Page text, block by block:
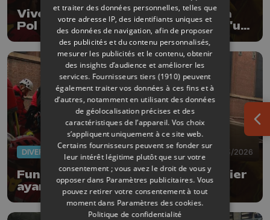
Vive émotion lors de l'hommage à
Pol Muller, pompier décédé lors d'un
exercice
DIVERS 26/03/2026
Funérailles de Pol Muller, le pompier
ayant fait une chute mortelle
et traiter des données personnelles, telles que
votre adresse IP, des identifiants uniques et
des données de navigation, afin de proposer
des publicités et du contenu personnalisés,
mesurer les publicités et le contenu, obtenir
des insights d’audience et améliorer les
services. Fournisseurs tiers (1910) peuvent
également traiter vos données à ces fins et à
d’autres, notamment en utilisant des données
de géolocalisation précises et des
caractéristiques de l’appareil. Vos choix
s’appliquent uniquement à ce site web.
Certains fournisseurs peuvent se fonder sur
leur intérêt légitime plutôt que sur votre
consentement ; vous avez le droit de vous y
opposer dans Paramètres publicitaires. Vous
pouvez retirer votre consentement à tout
moment dans Paramètres des cookies.
Politique de confidentialité